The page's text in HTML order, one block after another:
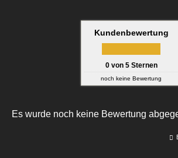
Kundenbewertung
0von 5Sternen
noch keine Bewertung
Es wurde noch keine Bewertung